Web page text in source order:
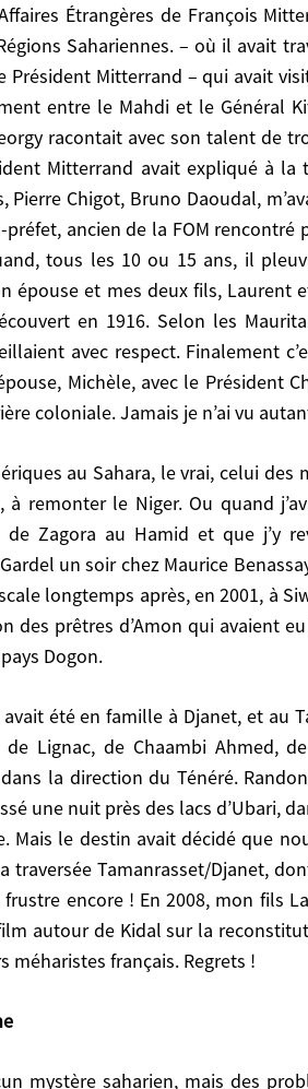
Étrangères de François
Sahariennes. – où il
Mitterrand – qui avait
entre le Mahdi et le Général
racontait avec son talent de
Mitterrand avait expliqué à
Chigot, Bruno Daoudal,
ancien de la FOM rencontré
tous les 10 ou 15 ans, il
épouse et mes deux fils,
en 1916. Selon les
avec respect. Finalement
Michèle, avec le Président
coloniale. Jamais je n’ai vu
remonter le Niger. Ou quand
Zagora au Hamid et que j’y
un soir chez Maurice
longtemps après, en 2001, à
des prêtres d’Amon qui avaient
Dogon.
Lignac, de Chaambi Ahmed,
la direction du Ténéré.
une nuit près des lacs d’Ubari,
Mais le destin avait décidé que
traversée Tamanrasset/Djanet,
encore ! En 2008, mon fils
autour de Kidal sur la
méharistes français. Regrets !
de François Mitterrand,
– où il avait travaillé comme
visité Khartoum comme
en 1885 à Omdurman.
Lybie d’autrefois. En 1985,
devait être contenu au
auprès du Président
que des poissons et
! Mauritanie où
météorite avait formé un
dans le désert. Ils le
de mon épouse,
Ou quand j’avais croisé à
le célèbre panneau,
la genèse de son livre « Fort
de l’Égypte dans le désert
comme pharaon. Nous avions
Ahmed, de Tamara, des
sur le plateau du Tassili à
erg du sud libyen. Mon
à Tamanrasset, ni à
de 4/4 avec méchouis de
dû renoncer, lui aussi,
les derniers méharistes
se priver des ressources de